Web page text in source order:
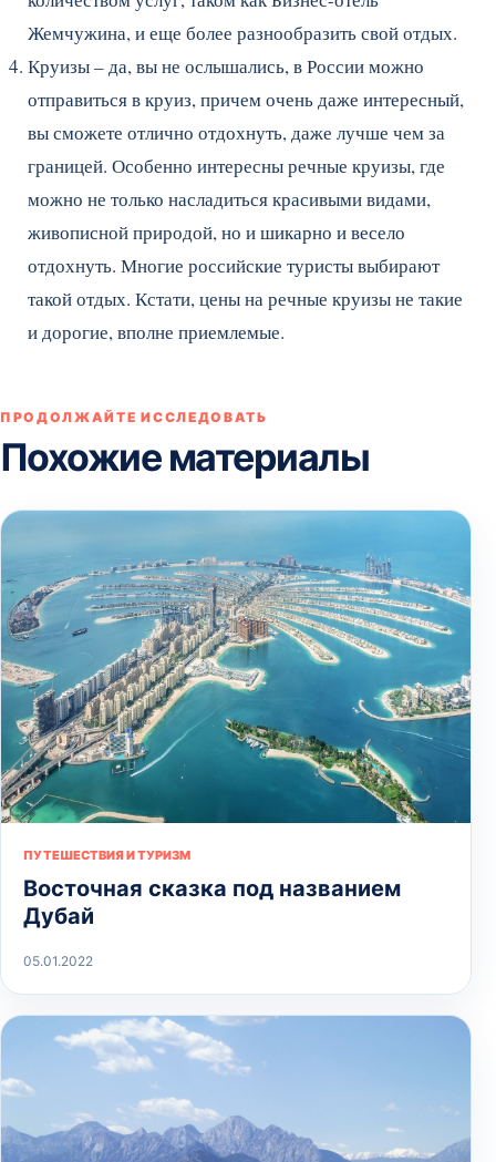
Жемчужина, и еще более разнообразить свой отдых.
Круизы – да, вы не ослышались, в России можно
отправиться в круиз, причем очень даже интересный,
вы сможете отлично отдохнуть, даже лучше чем за
границей. Особенно интересны речные круизы, где
можно не только насладиться красивыми видами,
живописной природой, но и шикарно и весело
отдохнуть. Многие российские туристы выбирают
такой отдых. Кстати, цены на речные круизы не такие
и дорогие, вполне приемлемые.
ПРОДОЛЖАЙТЕ ИССЛЕДОВАТЬ
Похожие материалы
ПУТЕШЕСТВИЯ И ТУРИЗМ
Восточная сказка под названием
Дубай
05.01.2022